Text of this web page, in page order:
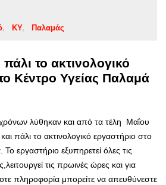
ΚΥ Παλαμάς
πάλι το ακτινολογικό
Κέντρο Υγείας Παλαμά
λύθηκαν και από τα τέλη Μαΐου
και πάλι το ακτινολογικό εργαστήριο στο
εργαστήριο εξυπηρετεί όλες τις
τις πρωινές ώρες και για
πληροφορία μπορείτε να απευθύνεστε